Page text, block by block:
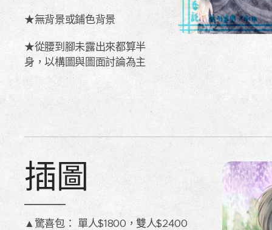
★無背景或鋪色背景
★從腰到腳未露出來都算半
身，以構圖與圖面討論為主
插圖
▲驚喜包： 單人$1800，雙人$2400